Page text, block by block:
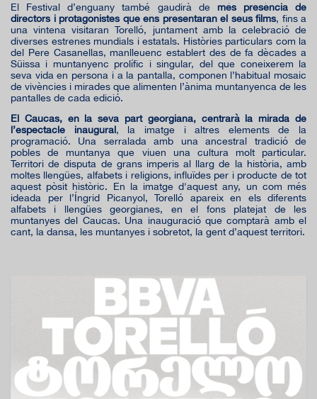
El Festival d’enguany també gaudirà demés presència de
directors i protagonistes que ens presentaran el seus films, fins a
una vintena visitaran Torelló, juntament amb la celebració de
diverses estrenes mundials i estatals. Històries particulars com la
del Pere Casanellas, manlleuenc establert des de fa dècades a
Süissa i muntanyenc prolífic i singular, del que coneixerem la
seva vida en persona i a la pantalla, componen l’habitual mosaic
de vivències i mirades que alimenten l’ànima muntanyenca de les
pantalles de cada edició.
El Caucas, en la seva part georgiana, centrarà la mirada de
l’espectacle inaugural, la imatge i altres elements de la
programació. Una serralada amb una ancestral tradició de
pobles de muntanya que viuen una cultura molt particular.
Territori de disputa de grans imperis al llarg de la història, amb
moltes llengües, alfabets i religions, influïdes per i producte de tot
aquest pòsit històric. En la imatge d'aquest any, un com més
ideada per l’Íngrid Picanyol, Torelló apareix en els diferents
alfabets i llengües georgianes, en el fons platejat de les
muntanyes del Caucas. Una inauguració que comptarà amb el
cant, la dansa, les muntanyes i sobretot, la gent d’aquest territori.